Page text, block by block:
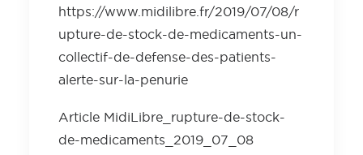
https://www.midilibre.fr/2019/07/08/r
upture-de-stock-de-medicaments-un-
collectif-de-defense-des-patients-
alerte-sur-la-penurie
Article MidiLibre_rupture-de-stock-
de-medicaments_2019_07_08